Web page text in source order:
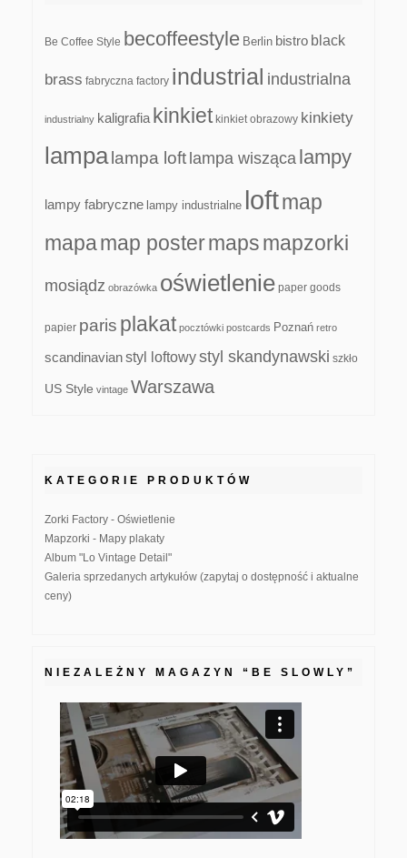
Be Coffee Style becoffeestyle Berlin bistro black
brass fabryczna factory industrial industrialna
industrialny kaligrafia kinkiet kinkiet obrazowy kinkiety
lampa lampa loft lampa wisząca lampy
lampy fabryczne lampy industrialne loftmap
mapamap postermapsmapzorki
mosiądz obrazówka oświetlenie paper goods
papier paris plakat pocztówki postcards Poznań retro
scandinavianstyl loftowystyl skandynawski szkło
US Style vintage Warszawa
KATEGORIE PRODUKTÓW
Zorki Factory - Oświetlenie
Mapzorki - Mapy plakaty
Album "Lo Vintage Detail"
Galeria sprzedanych artykułów (zapytaj o dostępność i aktualne
ceny)
NIEZALEŻNY MAGAZYN “BE SLOWLY”